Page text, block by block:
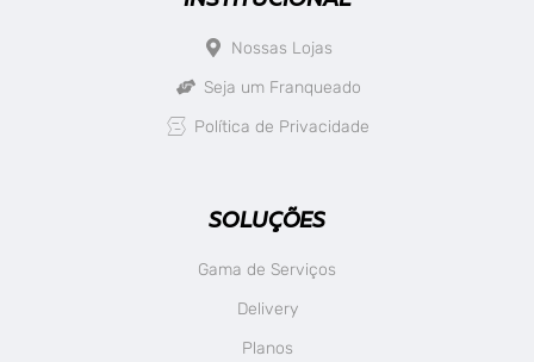
Nossas Lojas
Seja um Franqueado
Política de Privacidade
SOLUÇÕES
Gama de Serviços
Delivery
Planos